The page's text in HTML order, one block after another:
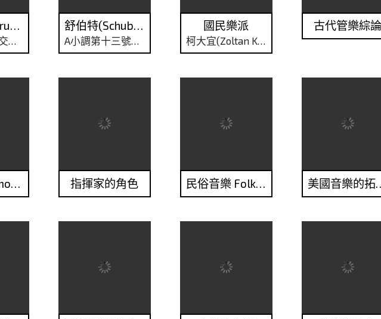
布魯克納(Bruckner)
c小調第二號交響曲
舒伯特(Schubert)
A小調第十三號弦樂四重奏「羅莎蒙」
國民樂派
柯大宜(Zoltan Kodaly, 1882~1967)
古代管樂綜論
風琴（Harmonium） 指揮家的角色 民俗音樂 Folk Music 美國音